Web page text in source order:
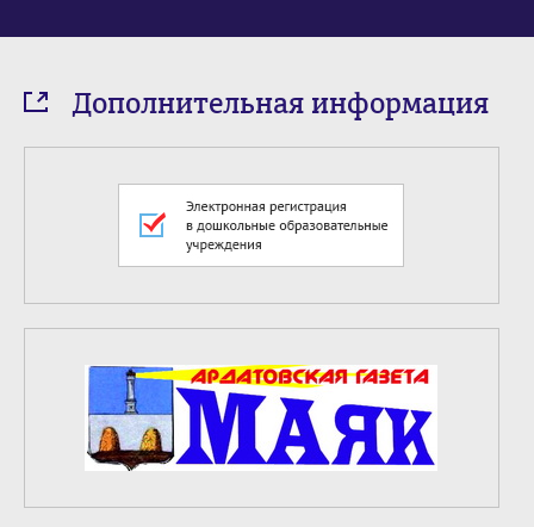
Дополнительная информация